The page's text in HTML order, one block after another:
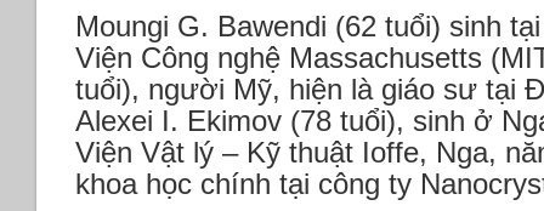
Moungi G. Bawendi (62 tuổi) sinh
Viện Công nghệ Massachusetts
tuổi), người Mỹ, hiện là giáo sư tại
Alexei I. Ekimov (78 tuổi), sinh ở
Viện Vật lý – Kỹ thuật Ioffe, Nga,
khoa học chính tại công ty